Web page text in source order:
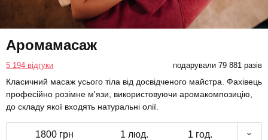
Аромамасаж
5 194 відгуки подарували 79 881 разів
Класичний масаж усього тіла від досвідченого майстра. Фахівець
професійно розімне м'язи, використовуючи аромакомпозицію,
до складу якої входять натуральні олії.
1800 грн 1 люд. 1 год.